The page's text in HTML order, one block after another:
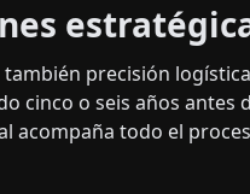
precisión
cinco o seis años antes
acompaña todo el